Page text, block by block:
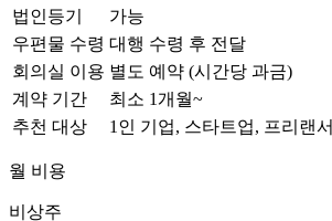
법인등기
가능
우편물 수령 대행 수령 후 전달
회의실 이용 별도 예약 (시간당 과금)
계약 기간
최소 1개월~
추천 대상
1인 기업, 스타트업, 프리랜서
월 비용
비상주